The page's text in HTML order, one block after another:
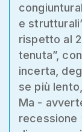
e
rispetto al
tenuta”,
incerta,
se più
Ma -
recessione